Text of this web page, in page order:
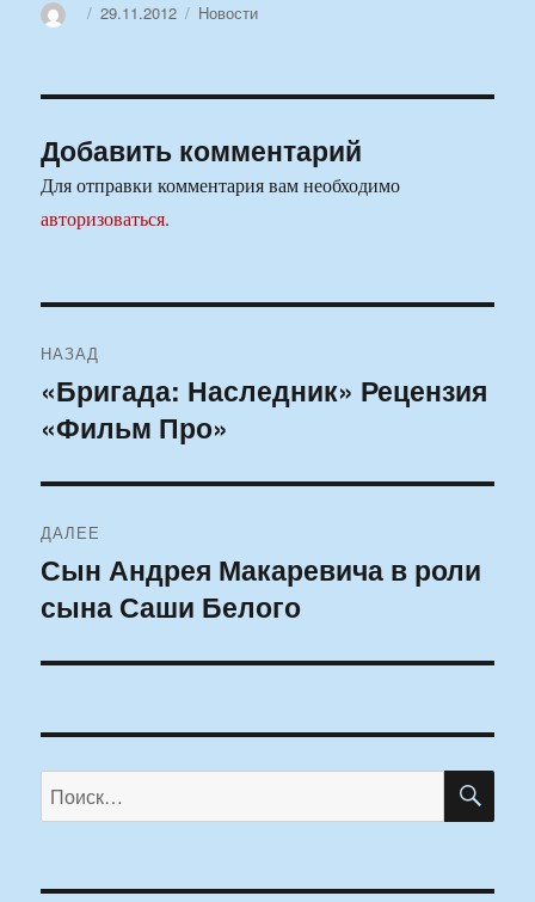
АвторОпубликовано
29.11.2012 Рубрики
Новости
Добавить комментарий
Для отправки комментария вам необходимо
авторизоваться.
по
записям
НАЗАД
Предыдущая
запись:
«Бригада: Наследник» Рецензия
«Фильм Про»
ДАЛЕЕ
Следующая
запись:
Сын Андрея Макаревича в роли
сына Саши Белого
Искать: